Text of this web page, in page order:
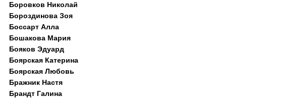
Боровков Николай
Бороздинова Зоя
Боссарт Алла
Бошакова Мария
Бояков Эдуард
Боярская Катерина
Боярская Любовь
Бражник Настя
Брандт Галина